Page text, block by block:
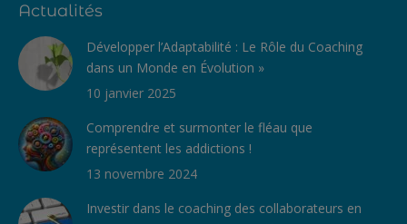
Actualités
Développer l’Adaptabilité : Le Rôle du Coaching
dans un Monde en Évolution »
10 janvier 2025
Comprendre et surmonter le fléau que
représentent les addictions !
13 novembre 2024
Investir dans le coaching des collaborateurs en